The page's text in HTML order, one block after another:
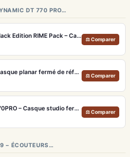
DT 770 PRO…
Neumann NDH 20 Black Edition RIME Pack – Casque studio fermé pour monitoring pro et immersion binaurale
⚖ Comparer
Audeze LCD-XC – Casque planar fermé de référence pour studio et audiophile
⚖ Comparer
Beyerdynamic DT770PRO – Casque studio fermé pour un monitoring précis et isolé
⚖ Comparer
– ÉCOUTEURS…